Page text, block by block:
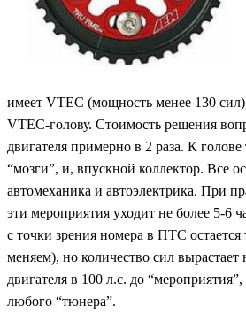
имеет VTEC (мощность менее 130
VTEC-голову. Стоимость решения
двигателя примерно в 2 раза. К
“мозги”, и, впускной коллектор. Все
автомеханика и автоэлектрика. При
эти мероприятия уходит не более 5-6
с точки зрения номера в ПТС
меняем), но количество сил
двигателя в 100 л.с. до
любого “тюнера”.